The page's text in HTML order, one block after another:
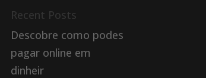
Recent Posts
Descobre como podes
pagar online em
dinheir